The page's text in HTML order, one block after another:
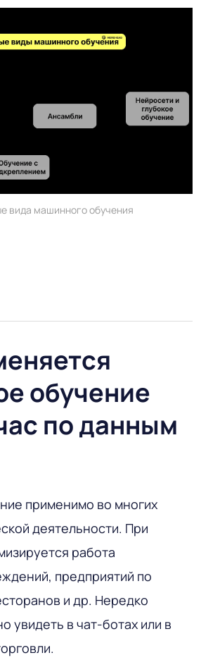
вида машинного обучения
обучение
по данным
применимо во многих
деятельности. При
работа
предприятий по
и др. Нередко
увидеть в чат-ботах или в